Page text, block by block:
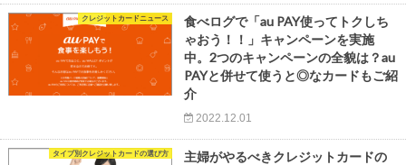
クレジットカードニュース
食べログで「au PAY使ってトクしち
ゃおう！！」キャンペーンを実施
中。2つのキャンペーンの全貌は？au
PAYと併せて使うと◎なカードもご紹
介
2022.12.01
タイプ別クレジットカードの選び方
主婦がやるべきクレジットカードの